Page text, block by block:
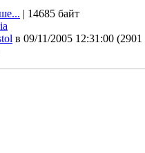
| 14685 байт
в 09/11/2005 12:31:00 (2901